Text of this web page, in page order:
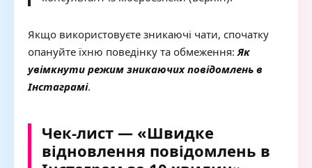
Якщо використовуєте зникаючі чати, спочатку
опануйте їхню поведінку та обмеження:Як
увімкнути режим зникаючих повідомлень в
Інстаграмі.
Чек-лист — «Швидке
відновлення повідомлень в